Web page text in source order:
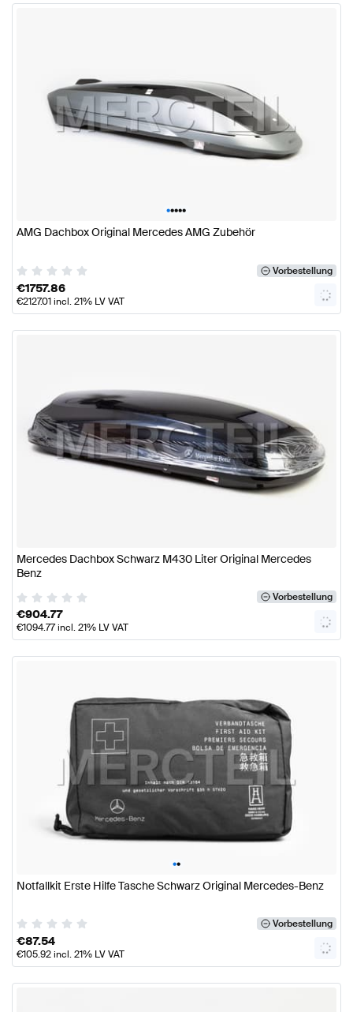
•••••
AMG Dachbox Original Mercedes AMG Zubehör
Vorbestellung
€1757.86
€2127.01incl. 21% LV VAT
Mercedes Dachbox Schwarz M430 Liter Original Mercedes
Benz
Vorbestellung
€904.77
€1094.77incl. 21% LV VAT
••
Notfallkit Erste Hilfe Tasche Schwarz Original Mercedes-Benz
Vorbestellung
€87.54
€105.92incl. 21% LV VAT